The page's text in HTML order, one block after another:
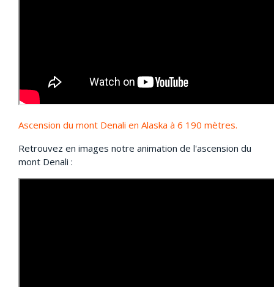
Ascension du mont Denali en Alaska à 6 190 mètres.
Retrouvez en images notre animation de l'ascension du
mont Denali :